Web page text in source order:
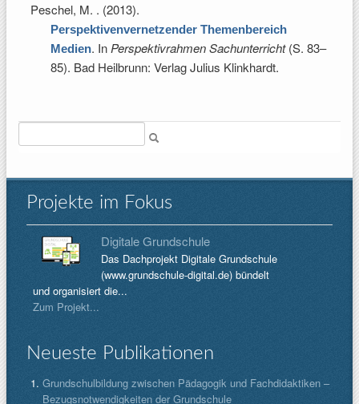
Peschel, M. . (2013).
Perspektivenvernetzender Themenbereich
Medien. In Perspektivrahmen Sachunterricht(S. 83–
85). Bad Heilbrunn: Verlag Julius Klinkhardt.
Projekte im Fokus
Digitale Grundschule
Das Dachprojekt Digitale Grundschule
(www.grundschule-digital.de) bündelt
und organisiert die...
Zum Projekt...
Neueste Publikationen
Grundschulbildung zwischen Pädagogik und Fachdidaktiken –
Bezugsnotwendigkeiten der Grundschule